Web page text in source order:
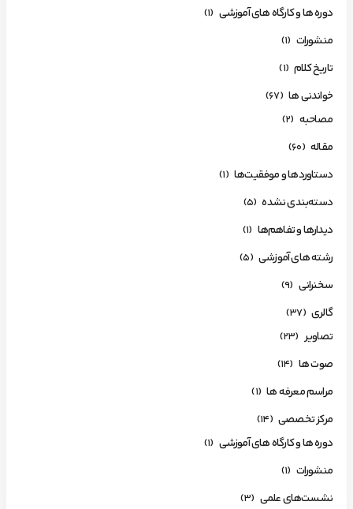
دوره ها و کارگاه های آموزشی (1)
منشورات (1)
تاریخ کلام (1)
خواندنی ها (67)
مصاحبه (2)
مقاله (60)
دستاوردها و موفقیت‌ها (1)
دسته‌بندی نشده (5)
دیدارها و تفاهم‌ها (1)
رشته های آموزشی (5)
سخنرانی (9)
گالری (37)
تصاویر (23)
صوت ها (14)
مراسم معرفه ها (1)
مرکز تخصصی (14)
دوره ها و کارگاه های آموزشی (1)
منشورات (1)
نشست‌های علمی (3)